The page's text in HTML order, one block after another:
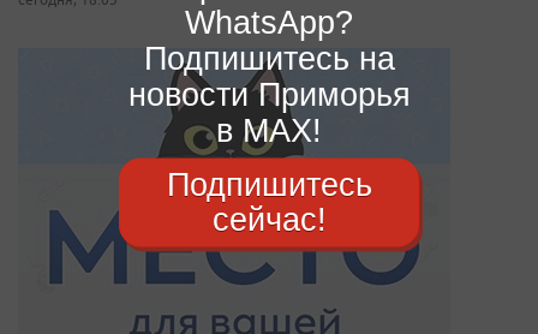
WhatsApp?
Подпишитесь на
новости Приморья
в MAX!
Подпишитесь
сейчас!